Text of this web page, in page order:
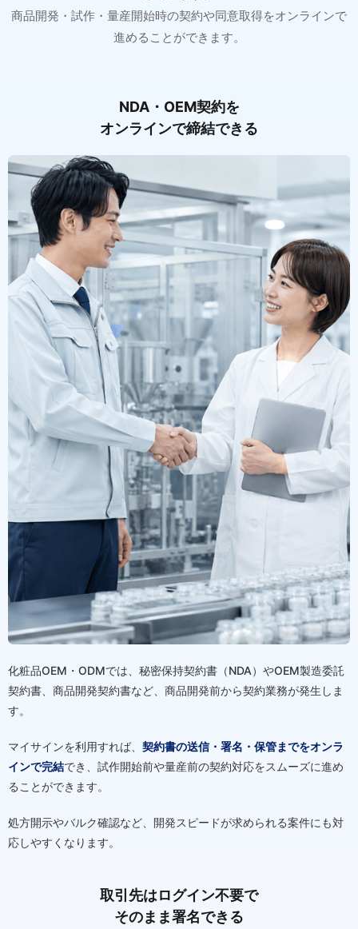
商品開発・試作・量産開始時の契約や同意取得をオンラインで
進めることができます。
NDA・OEM契約を
オンラインで締結できる
化粧品OEM・ODMでは、秘密保持契約書（NDA）やOEM製造委託
契約書、商品開発契約書など、商品開発前から契約業務が発生しま
す。
マイサインを利用すれば、 契約書の送信・署名・保管までをオンラ
インで完結でき、試作開始前や量産前の契約対応をスムーズに進め
ることができます。
処方開示やバルク確認など、開発スピードが求められる案件にも対
応しやすくなります。
取引先はログイン不要で
そのまま署名できる